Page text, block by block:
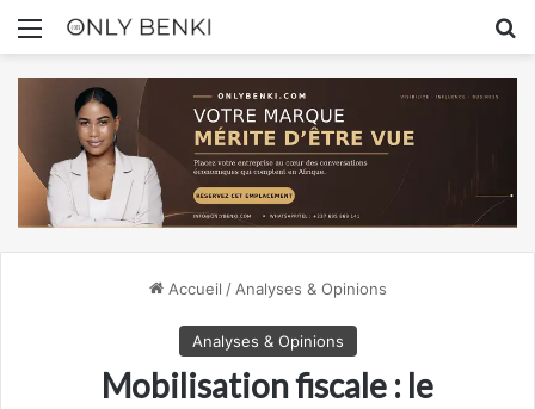
Menu
Accueil / Analyses & Opinions
Analyses & Opinions
Mobilisation fiscale : le